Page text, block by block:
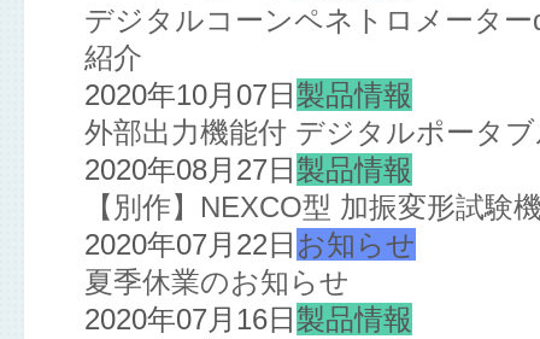
デジタルコーンペネトロメータ
紹介
2020年10月07日 製品情報
外部出力機能付 デジタルポータ
2020年08月27日 製品情報
【別作】NEXCO型 加振変形試験
2020年07月22日 お知らせ
夏季休業のお知らせ
2020年07月16日 製品情報